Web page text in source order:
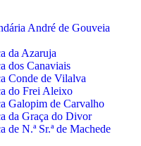
André de Gouveia
da Azaruja
dos Canaviais
Conde de Vilalva
do Frei Aleixo
Galopim de Carvalho
da Graça do Divor
de N.ª Sr.ª de Machede